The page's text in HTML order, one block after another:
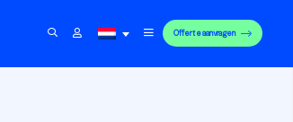
Offerte aanvragen